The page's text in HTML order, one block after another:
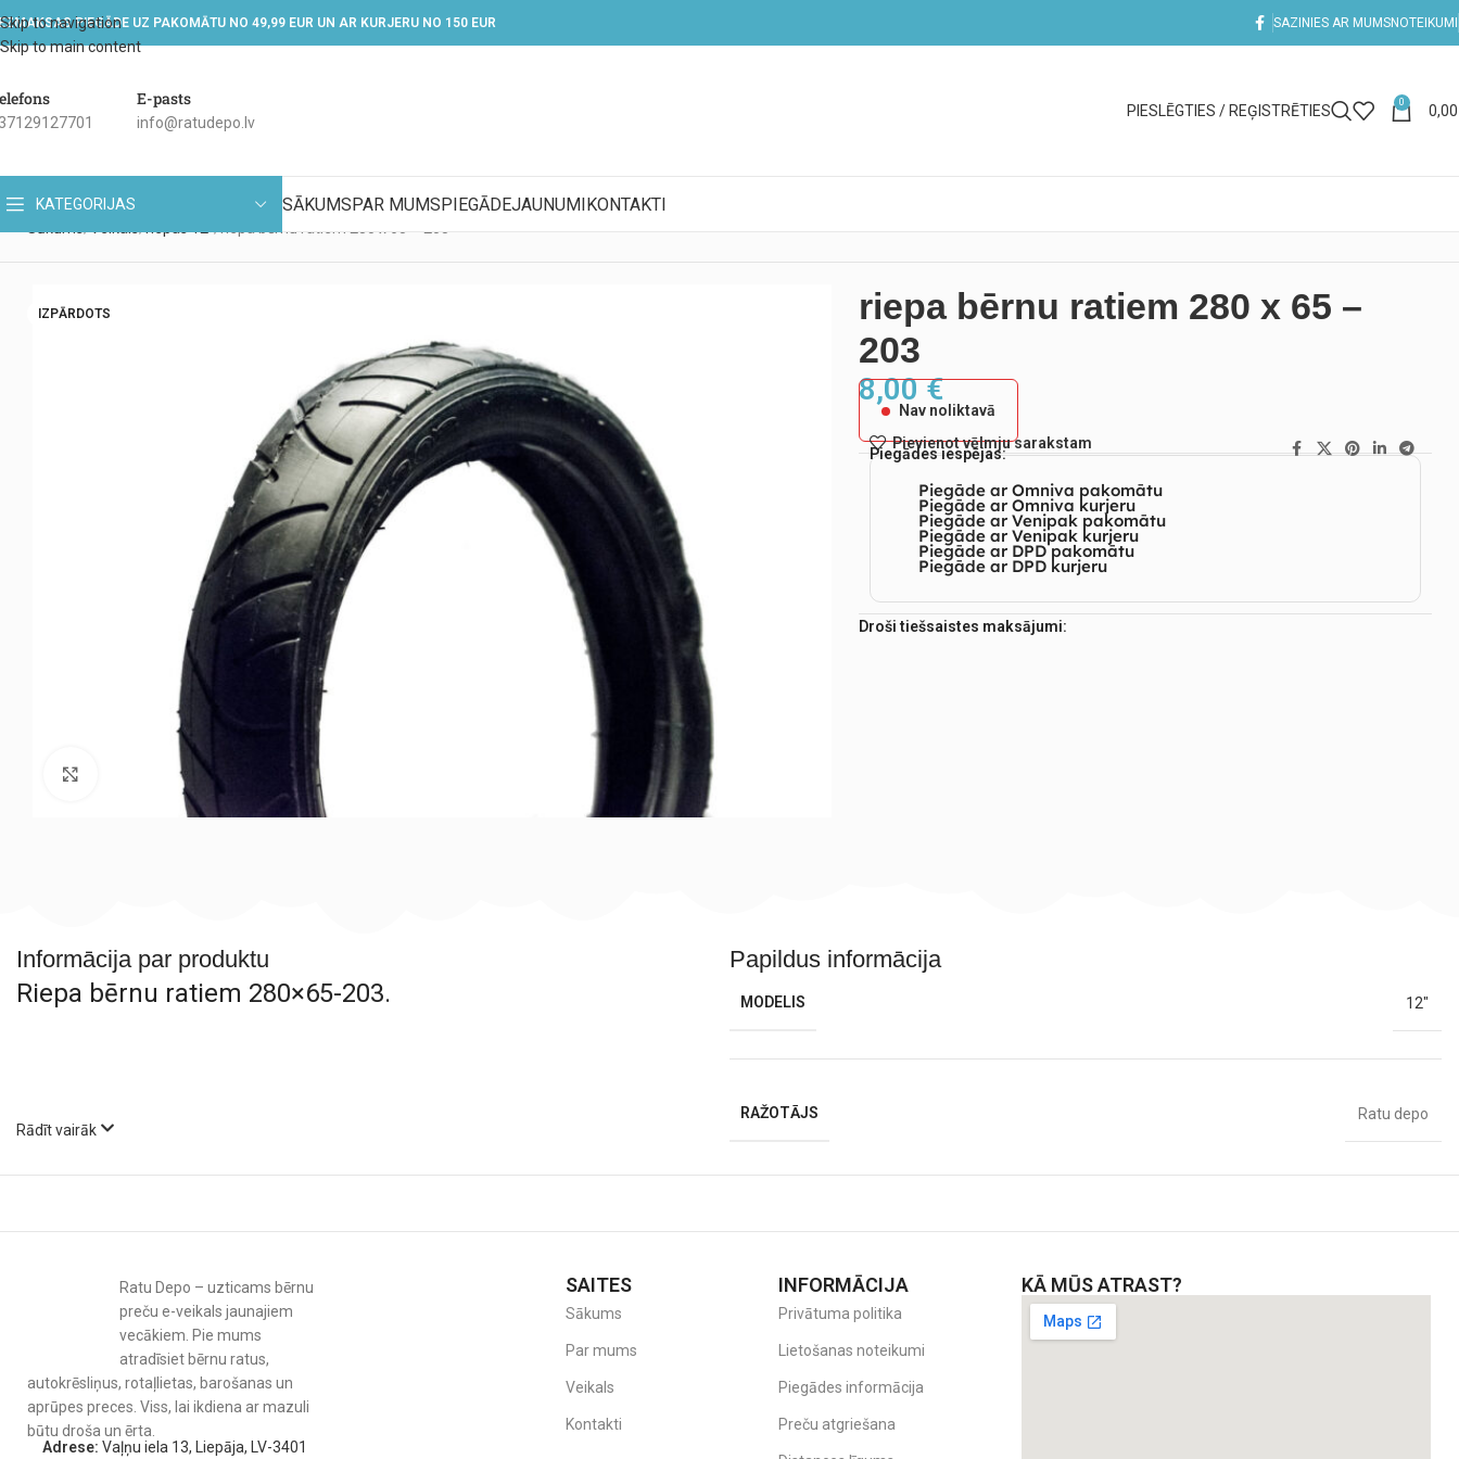
Skip to navigation
Skip to main content
PIEGĀDE UZ PAKOMĀTU NO 49,99 EUR UN AR KURJERU NO 150 EUR SAZINIES AR MUMSNOTEIKUMI
E-pasts
info@ratudepo.lv
PIESLĒGTIES / REĢISTRĒTIES 0
KATEGORIJAS SĀKUMSPAR MUMSPIEGĀDEJAUNUMIKONTAKTI
IZPĀRDOTS
Noklikšķiniet, lai palielinātu
riepa bērnu ratiem 280 x 65 –
203
8,00€
Nav noliktavā
Pievienot vēlmju sarakstam
Piegādes iespējas:
Piegāde ar Omniva pakomātu
Piegāde ar Omniva kurjeru
Piegāde ar Venipak pakomātu
Piegāde ar Venipak kurjeru
Piegāde ar DPD pakomātu
Piegāde ar DPD kurjeru
Droši tiešsaistes maksājumi:
Informācija par produktu
Riepa bērnu ratiem 280×65-203.
Rādīt vairāk
Papildus informācija
MODELIS 12"
RAŽOTĀJS Ratu depo
Ratu Depo – uzticams bērnu
preču e-veikals jaunajiem
vecākiem. Pie mums
atradīsiet bērnu ratus,
autokrēsliņus, rotaļlietas, barošanas un
aprūpes preces. Viss, lai ikdiena ar mazuli
būtu droša un ērta.
Adrese: Vaļņu iela 13, Liepāja, LV-3401
SAITES
Sākums
Par mums
Veikals
Kontakti
INFORMĀCIJA
Privātuma politika
Lietošanas noteikumi
Piegādes informācija
Preču atgriešana
KĀ MŪS ATRAST?